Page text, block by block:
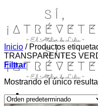
Inicio /Productos
TRANSPARENTES
Filtrar
Mostrando el único